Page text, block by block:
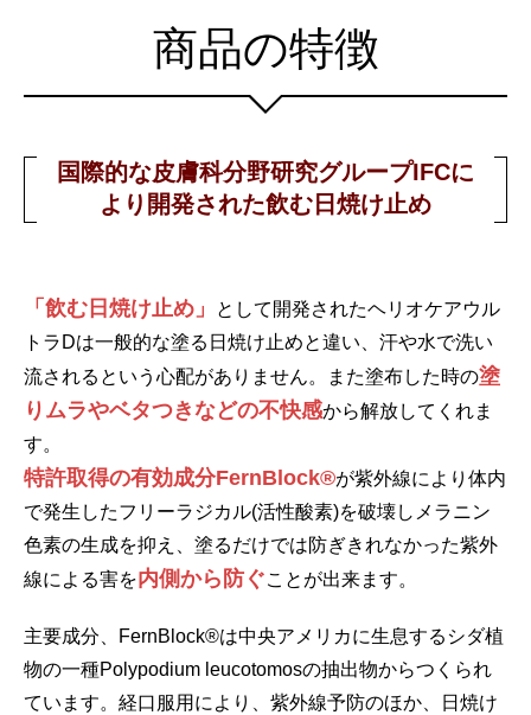
商品の特徴
国際的な皮膚科分野研究グループIFCに
より 開発された飲む日焼け止め
「飲む日焼け止め」
として開発されたヘリオケアウル
トラDは一般的な塗る日焼け止めと違い、汗や水で洗い
流されるという心配がありません。また塗布した時の塗
りムラやベタつきなどの不快感から解放してくれま
す。
特許取得の有効成分FernBlock®が紫外線により体内
で発生したフリーラジカル(活性酸素)を破壊しメラニン
色素の生成を抑え、塗るだけでは防ぎきれなかった紫外
線による害を内側から防ぐことが出来ます。
主要成分、FernBlock®は中央アメリカに生息するシダ植
物の一種Polypodium leucotomosの抽出物からつくられ
ています。経口服用により、紫外線予防のほか、日焼け